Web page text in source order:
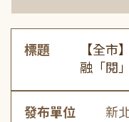
標題
【全市
融「閱
發布單位 新